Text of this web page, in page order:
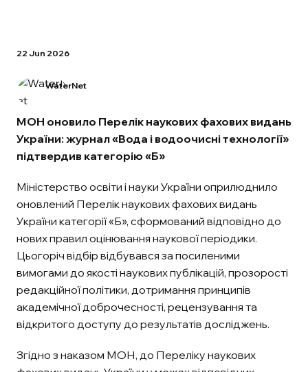
22 Jun 2026
WaterNet
МОН оновило Перелік наукових фахових видань
України: журнал «Вода і водоочисні технології»
підтвердив категорію «Б»
Міністерство освіти і науки України оприлюднило
оновлений Перелік наукових фахових видань
України категорії «Б», сформований відповідно до
нових правил оцінювання наукової періодики.
Цьогоріч відбір відбувався за посиленими
вимогами до якості наукових публікацій, прозорості
редакційної політики, дотримання принципів
академічної доброчесності, рецензування та
відкритого доступу до результатів досліджень.
Згідно з наказом МОН, до Переліку наукових